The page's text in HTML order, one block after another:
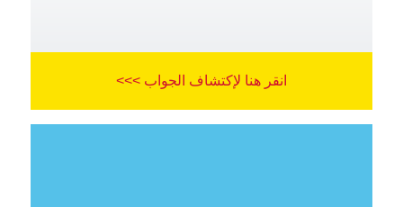
انقر هنا لإكتشاف الجواب >>>